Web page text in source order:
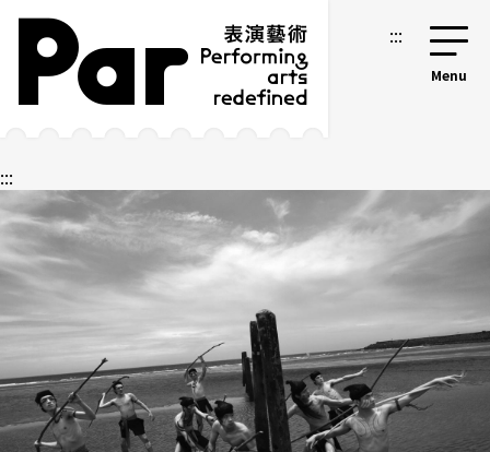
跳到主要內容區塊
網站導覽 :::
:::